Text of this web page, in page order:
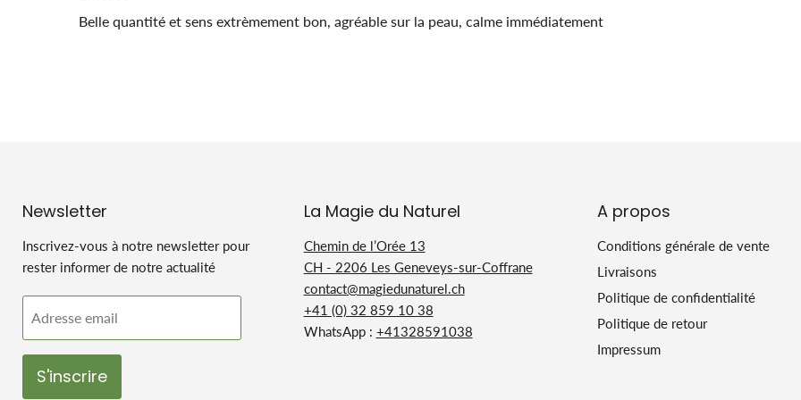
Belle quantité et sens extrèmement bon, agréable sur la peau, calme immédiatement
Newsletter
Inscrivez-vous à notre newsletter pour
rester informer de notre actualité
Adresse email
S'inscrire
La Magie du Naturel
Chemin de l’Orée 13
CH - 2206 Les Geneveys-sur-Coffrane
contact@magiedunaturel.ch
+41 (0) 32 859 10 38
WhatsApp : +41328591038
A propos
Conditions générale de vente
Livraisons
Politique de confidentialité
Politique de retour
Impressum